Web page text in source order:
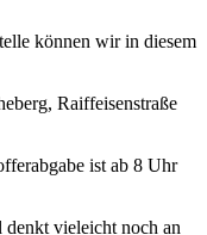
können wir in diesem
Raiffeisenstraße
ist ab 8 Uhr
vieleicht noch an